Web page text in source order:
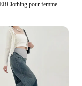
Robe ALTERClothing pour femmes enceintes, mode d'hiver, jupes de grossesse, pantalon ALTERfur s